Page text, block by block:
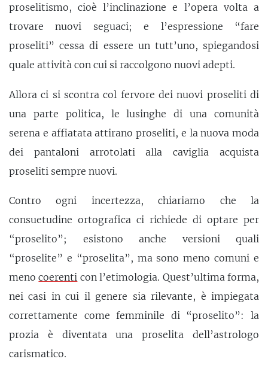
proselitismo, cioè l’inclinazione e l’opera volta a
trovare nuovi seguaci; e l’espressione “fare
proseliti” cessa di essere un tutt’uno, spiegandosi
quale attività con cui si raccolgono nuovi adepti.
Allora ci si scontra col fervore dei nuovi proseliti di
una parte politica, le lusinghe di una comunità
serena e affiatata attirano proseliti, e la nuova moda
dei pantaloni arrotolati alla caviglia acquista
proseliti sempre nuovi.
Contro ogni incertezza, chiariamo che la
consuetudine ortografica ci richiede di optare per
“proselito”; esistono anche versioni quali
“proselite” e “proselita”, ma sono meno comuni e
menocoerenti con l’etimologia. Quest’ultima forma,
nei casi in cui il genere sia rilevante, è impiegata
correttamente come femminile di “proselito”: la
prozia è diventata una proselita dell’astrologo
carismatico.